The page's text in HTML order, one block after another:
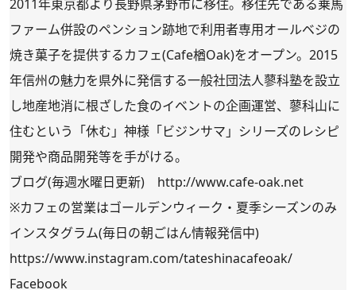
2011年東京都より長野県茅野市に移住。移住先である乗馬
ファーム併設のペンション跡地で利用者専用オールベジの
焼き菓子を提供するカフェ(Cafe楢Oak)をオープン。2015
年信州の魅力を県外に発信する一般社団法人蓼科塾を設立
し地産地消に根ざした食のイベントの企画運営、蓼科山に
住むという「休む」神様「ビジンサマ」シリーズのレシピ
開発や商品開発等を手がける。
ブログ(毎週水曜日更新) http://www.cafe-oak.net
※カフェの営業はゴールデンウィーク・夏季シーズンのみ
インスタグラム(毎日の朝ごはん情報発信中)
https://www.instagram.com/tateshinacafeoak/
Facebook